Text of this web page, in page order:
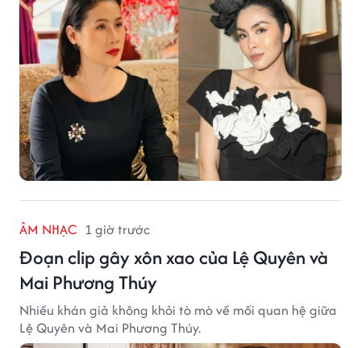
ÂM NHẠC 1 giờ trước
Đoạn clip gây xôn xao của Lệ Quyên và
Mai Phương Thúy
Nhiều khán giả không khỏi tò mò về mối quan hệ giữa
Lệ Quyên và Mai Phương Thúy.